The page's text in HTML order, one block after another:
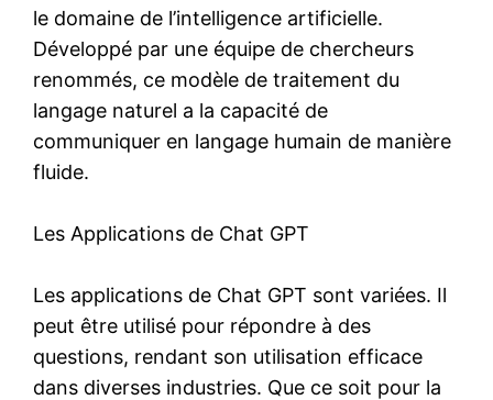
le domaine de l’intelligence artificielle.
Développé par une équipe de chercheurs
renommés, ce modèle de traitement du
langage naturel a la capacité de
communiquer en langage humain de manière
fluide.
Les Applications de Chat GPT
Les applications de Chat GPT sont variées. Il
peut être utilisé pour répondre à des
questions, rendant son utilisation efficace
dans diverses industries. Que ce soit pour la